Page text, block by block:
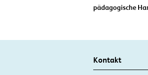
pädagogische
Kontakt